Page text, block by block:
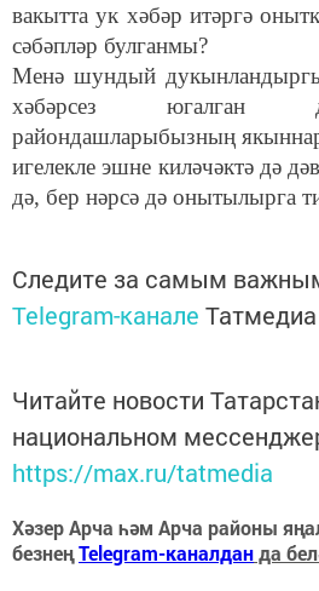
вакытта ук хәбәр итәргә
сәбәпләр булганмы?
Менә шундый
хәбәрсез югалган
райондашларыбызның
игелекле эшне киләчәктә дә
дә, бер нәрсә дә онытылырга
Следите за самым
Telegram-канале Татмедиа
Читайте новости
национальном
https://max.ru/tatmedia
Хәзер Арча һәм Арча районы
безнеңTelegram-каналданда